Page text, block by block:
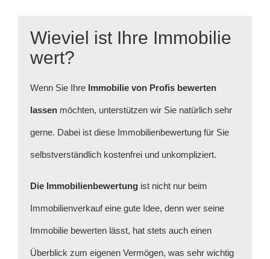
Wieviel ist Ihre Immobilie
wert?
Wenn Sie Ihre Immobilie von Profis bewerten
lassen möchten, unterstützen wir Sie natürlich sehr
gerne. Dabei ist diese Immobilienbewertung für Sie
selbstverständlich kostenfrei und unkompliziert.
Die Immobilienbewertung ist nicht nur beim
Immobilienverkauf eine gute Idee, denn wer seine
Immobilie bewerten lässt, hat stets auch einen
Überblick zum eigenen Vermögen, was sehr wichtig